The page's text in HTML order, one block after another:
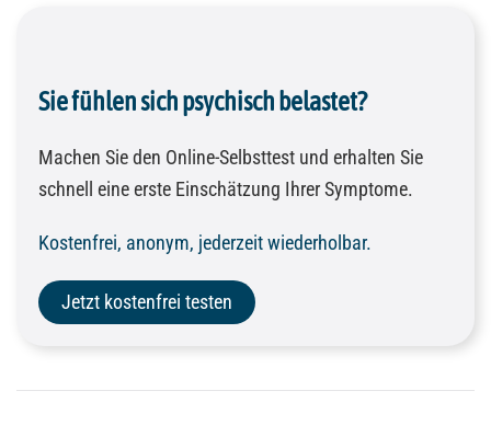
Sie fühlen sich psychisch belastet?
Machen Sie den Online-Selbsttest und erhalten Sie
schnell eine erste Einschätzung Ihrer Symptome.
Kostenfrei, anonym, jederzeit wiederholbar.
Jetzt kostenfrei testen